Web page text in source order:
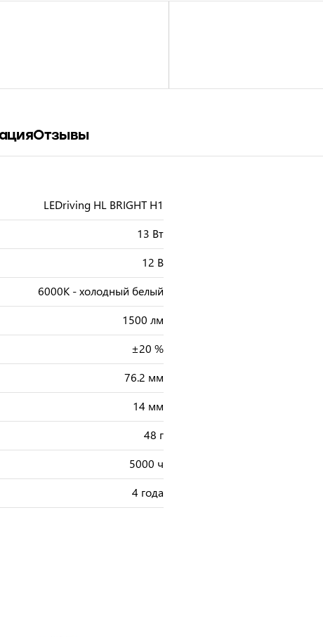
Отзывы
LEDriving HL BRIGHT H1
13 Вт
12 В
6000К - холодный белый
1500 лм
±20 %
76.2 мм
14 мм
48 г
5000 ч
4 года